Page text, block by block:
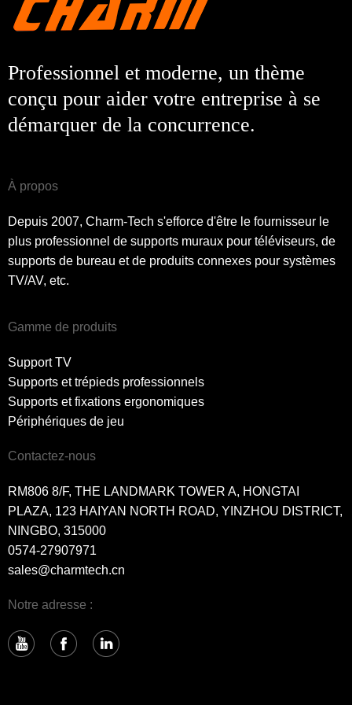
Professionnel et moderne, un thème
conçu pour aider votre entreprise à se
démarquer de la concurrence.
À propos
Depuis 2007, Charm-Tech s'efforce d'être le fournisseur le
plus professionnel de supports muraux pour téléviseurs, de
supports de bureau et de produits connexes pour systèmes
TV/AV, etc.
Gamme de produits
Support TV
Supports et trépieds professionnels
Supports et fixations ergonomiques
Périphériques de jeu
Contactez-nous
RM806 8/F, THE LANDMARK TOWER A, HONGTAI
PLAZA, 123 HAIYAN NORTH ROAD, YINZHOU DISTRICT,
NINGBO, 315000
0574-27907971
sales@charmtech.cn
Notre adresse :
Retour